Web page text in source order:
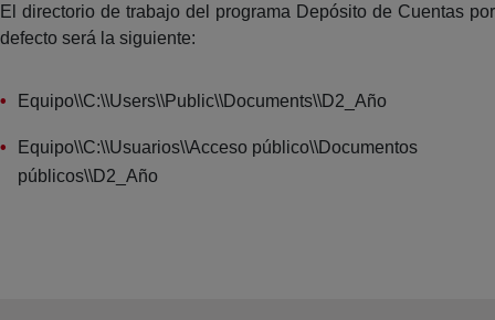
El directorio de trabajo del programa Depósito de Cuentas por
defecto será la siguiente:
Equipo\\C:\\Users\\Public\\Documents\\D2_Año
Equipo\\C:\\Usuarios\\Acceso público\\Documentos
públicos\\D2_Año